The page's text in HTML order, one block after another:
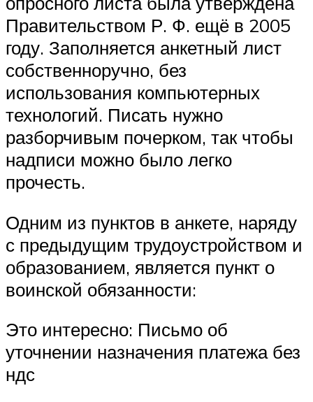
Правительством Р. Ф. ещё в 2005
году. Заполняется анкетный лист
собственноручно, без
использования компьютерных
технологий. Писать нужно
разборчивым почерком, так чтобы
надписи можно было легко
прочесть.
Одним из пунктов в анкете, наряду
с предыдущим трудоустройством и
образованием, является пункт о
воинской обязанности:
Это интересно: Письмо об
уточнении назначения платежа без
ндс